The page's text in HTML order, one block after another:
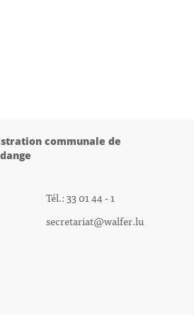
communale de
Tél.: 33 01 44 - 1
secretariat@walfer.lu